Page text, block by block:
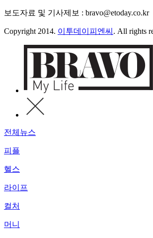
보도자료 및 기사제보 : bravo@etoday.co.kr
Copyright 2014. 이투데이피엔씨 . All rights
전체뉴스
피플
헬스
라이프
컬처
머니